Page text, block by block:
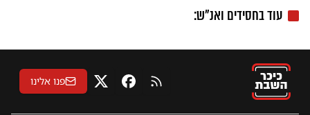
עוד בחסידים ואנ"ש:
RSS פייסבוקX פנו אלינו